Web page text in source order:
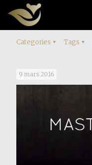
Categories Tags
9 mars 2016